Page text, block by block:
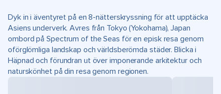
Dyk in i äventyret på en 8-nätterskryssning för att upptäcka
Asiens underverk. Avres från Tokyo (Yokohama), Japan
ombord på Spectrum of the Seas för en episk resa genom
oförglömliga landskap och världsberömda städer. Blicka i
Häpnad och förundran ut över imponerande arkitektur och
naturskönhet på din resa genom regionen.